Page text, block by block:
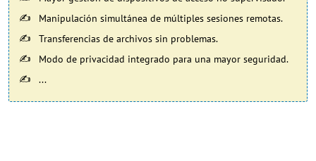
Manipulación simultánea de múltiples sesiones remotas.
Transferencias de archivos sin problemas.
Modo de privacidad integrado para una mayor seguridad.
...